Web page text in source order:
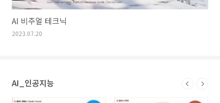
AI 비주얼 테크닉
2023.07.20
AI_인공지능